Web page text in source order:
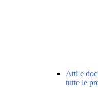
Atti e
tutte le